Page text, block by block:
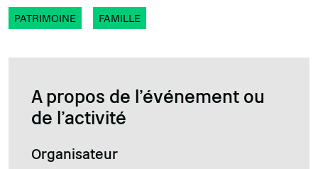
PATRIMOINE FAMILLE
A propos de l'événement ou
de l'activité
Organisateur